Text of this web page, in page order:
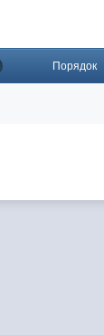
Порядок